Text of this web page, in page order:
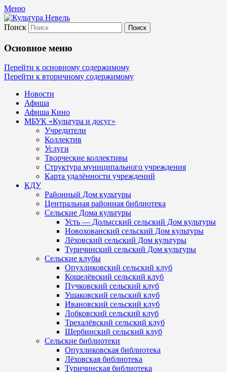
Меню
Культура Невель
МБУК Невельского района "Культура
и досуг"
Поиск
Основное меню
Перейти к основному содержимому
Перейти к вторичному содержимому
Новости
Афиша
Афиша Кино
МБУК «Культура и досуг»
Учредители
Коллектив
Услуги
Творческие коллективы
Структура муниципального учреждения
Карта удалённости учреждений
КДУ
Районный Дом культуры
Центральная районная библиотека
Сельские Дома культуры
Усть — Долысский сельский Дом культуры
Новохованский сельский Дом культуры
Лёховский сельский Дом культуры
Туричинский сельский Дом культуры
Сельские клубы
Опухликовский сельский клуб
Кошелёвский сельский клуб
Пучковский сельский клуб
Ушаковский сельский клуб
Ивановский сельский клуб
Лобковский сельский клуб
Трехалёвский сельский клуб
Щербинский сельский клуб
Сельские библиотеки
Опухликовская библиотека
Лёховская библиотека
Туричинская библиотека